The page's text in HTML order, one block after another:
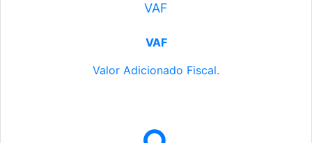
VAF
VAF
Valor Adicionado Fiscal.